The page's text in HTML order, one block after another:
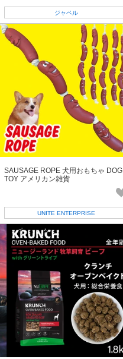
ジャペル
SAUSAGE ROPE 犬用おもちゃ DOG
TOY アメリカン雑貨
UNITE ENTERPRISE